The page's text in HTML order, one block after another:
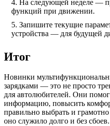
На следующей неделе —
функций при движении.
Запишите текущие
устройства — для будущей
Итог
Новинки
зарядками — это не просто
для автолюбителей. Они
информацию, повысить
правильно выбрать и
оно служило долго и без сбоев.